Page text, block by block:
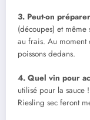
3. Peut-on
(découpes) et même
au frais. Au moment
poissons dedans.
4. Quel vin pour
utilisé pour la sauce
Riesling sec feront